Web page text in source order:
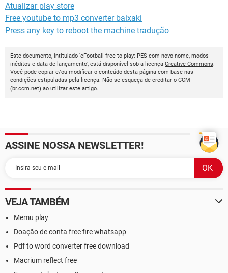
Atualizar play store
Free youtube to mp3 converter baixaki
Press any key to reboot the machine tradução
Este documento, intitulado 'eFootball free-to-play: PES com novo nome, modos
inéditos e data de lançamento', está disponível sob a licença Creative Commons.
Você pode copiar e/ou modificar o conteúdo desta página com base nas
condições estipuladas pela licença. Não se esqueça de creditar o CCM
(br.ccm.net) ao utilizar este artigo.
ASSINE NOSSA NEWSLETTER!
VEJA TAMBÉM
Memu play
Doação de conta free fire whatsapp
Pdf to word converter free download
Macrium reflect free